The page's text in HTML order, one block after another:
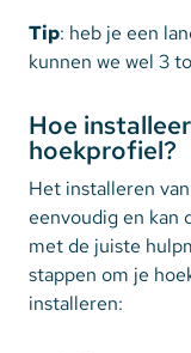
Tip: heb je een
kunnen we wel 3
Hoe
hoekprofiel?
Het installeren
eenvoudig en kan
met de juiste
stappen om je
installeren: